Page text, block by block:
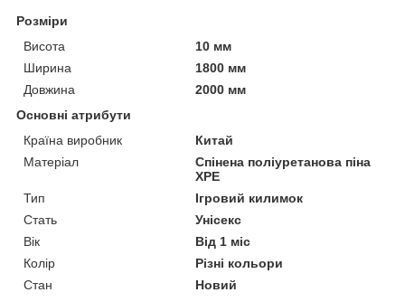
Розміри
Висота
10 мм
Ширина
1800 мм
Довжина
2000 мм
Основні атрибути
Країна виробник
Китай
Матеріал
Спінена поліуретанова піна
ХРЕ
Тип
Ігровий килимок
Стать
Унісекс
Вік
Від 1 міс
Колір
Різні кольори
Стан
Новий